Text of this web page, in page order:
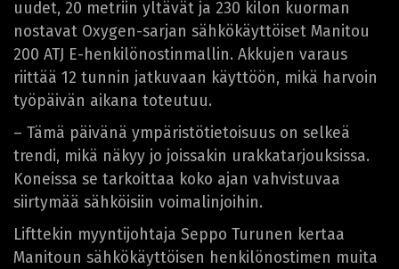
uudet, 20 metriin yltävät ja 230 kilon kuorman
nostavat Oxygen-sarjan sähkökäyttöiset Manitou
200 ATJ E-henkilönostinmallin. Akkujen varaus
riittää 12 tunnin jatkuvaan käyttöön, mikä harvoin
työpäivän aikana toteutuu.
– Tämä päivänä ympäristötietoisuus on selkeä
trendi, mikä näkyy jo joissakin urakkatarjouksissa.
Koneissa se tarkoittaa koko ajan vahvistuvaa
siirtymää sähköisiin voimalinjoihin.
Lifttekin myyntijohtaja Seppo Turunen kertaa
Manitoun sähkökäyttöisen henkilönostimen muita